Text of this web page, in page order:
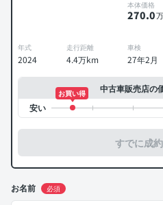
本体価格
270.0
年式
2024
走行距離
4.4万km
車検
27年2月
中古車販売店の
お買い得
すでに成
お名前 必須